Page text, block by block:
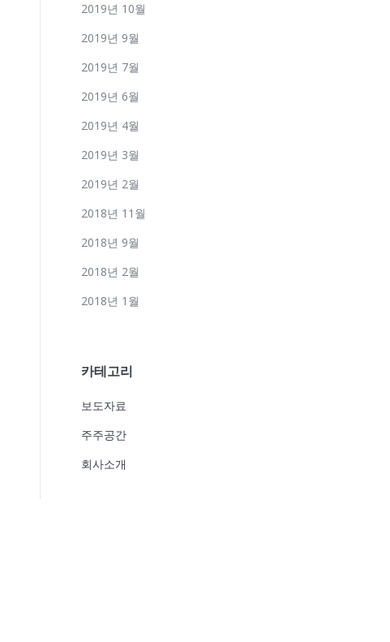
2019년 10월
2019년 9월
2019년 7월
2019년 6월
2019년 4월
2019년 3월
2019년 2월
2018년 11월
2018년 9월
2018년 2월
2018년 1월
카테고리
보도자료
주주공간
회사소개